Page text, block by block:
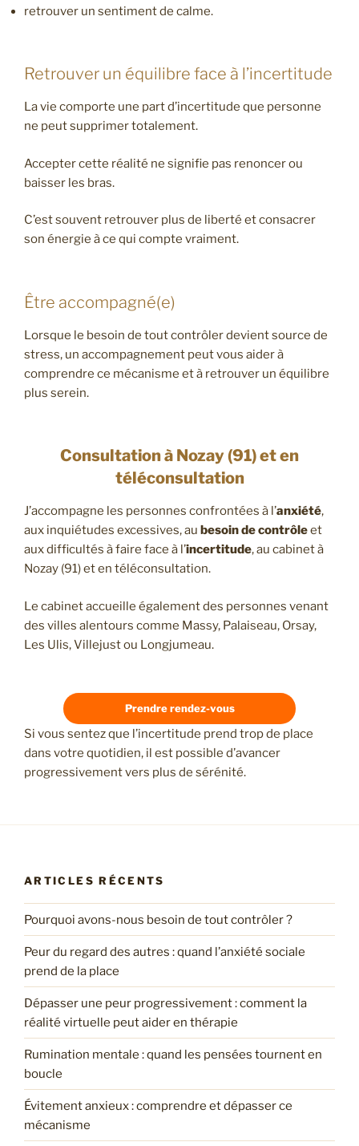
retrouver un sentiment de calme.
Retrouver un équilibre face à l’incertitude
La vie comporte une part d’incertitude que personne
ne peut supprimer totalement.
Accepter cette réalité ne signifie pas renoncer ou
baisser les bras.
C’est souvent retrouver plus de liberté et consacrer
son énergie à ce qui compte vraiment.
Être accompagné(e)
Lorsque le besoin de tout contrôler devient source de
stress, un accompagnement peut vous aider à
comprendre ce mécanisme et à retrouver un équilibre
plus serein.
Consultation à Nozay (91) et en
téléconsultation
J’accompagne les personnes confrontées à l’anxiété,
aux inquiétudes excessives, au besoin de contrôleet
aux difficultés à faire face à l’incertitude, au cabinet à
Nozay (91) et en téléconsultation.
Le cabinet accueille également des personnes venant
des villes alentours comme Massy, Palaiseau, Orsay,
Les Ulis, Villejust ou Longjumeau.
Prendre rendez-vous
Si vous sentez que l’incertitude prend trop de place
dans votre quotidien, il est possible d’avancer
progressivement vers plus de sérénité.
ARTICLES RÉCENTS
Pourquoi avons-nous besoin de tout contrôler ?
Peur du regard des autres : quand l’anxiété sociale
prend de la place
Dépasser une peur progressivement : comment la
réalité virtuelle peut aider en thérapie
Rumination mentale : quand les pensées tournent en
boucle
Évitement anxieux : comprendre et dépasser ce
mécanisme